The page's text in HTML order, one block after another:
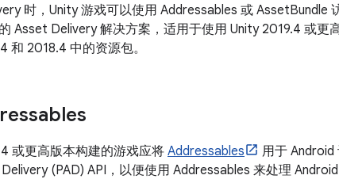
时，Unity 游戏可以使用 Addressables 或 AssetBundle
Asset Delivery 解决方案，适用于使用 Unity 2019.4 或更
和 2018.4 中的资源包。
或更高版本构建的游戏应将 Addressables
用于
(PAD) API，以便使用 Addressables 来处理